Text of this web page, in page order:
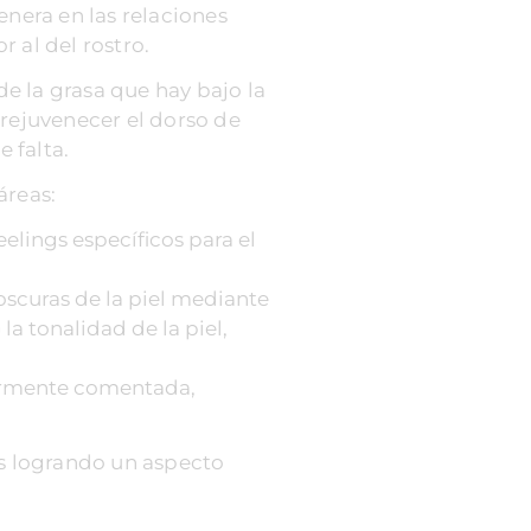
en las relaciones
al del rostro.
la grasa que hay bajo la
el dorso de
falta.
específicos para el
de la piel mediante
tonalidad de la piel,
comentada,
logrando un aspecto